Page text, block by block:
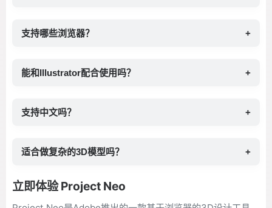
支持哪些浏览器？ +
能和Illustrator配合使用吗？ +
支持中文吗？ +
适合做复杂的3D模型吗？ +
立即体验 Project Neo